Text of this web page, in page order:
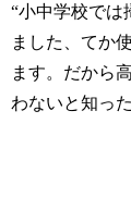
“小中学校では
ました、てか
ます。だから
わないと知っ